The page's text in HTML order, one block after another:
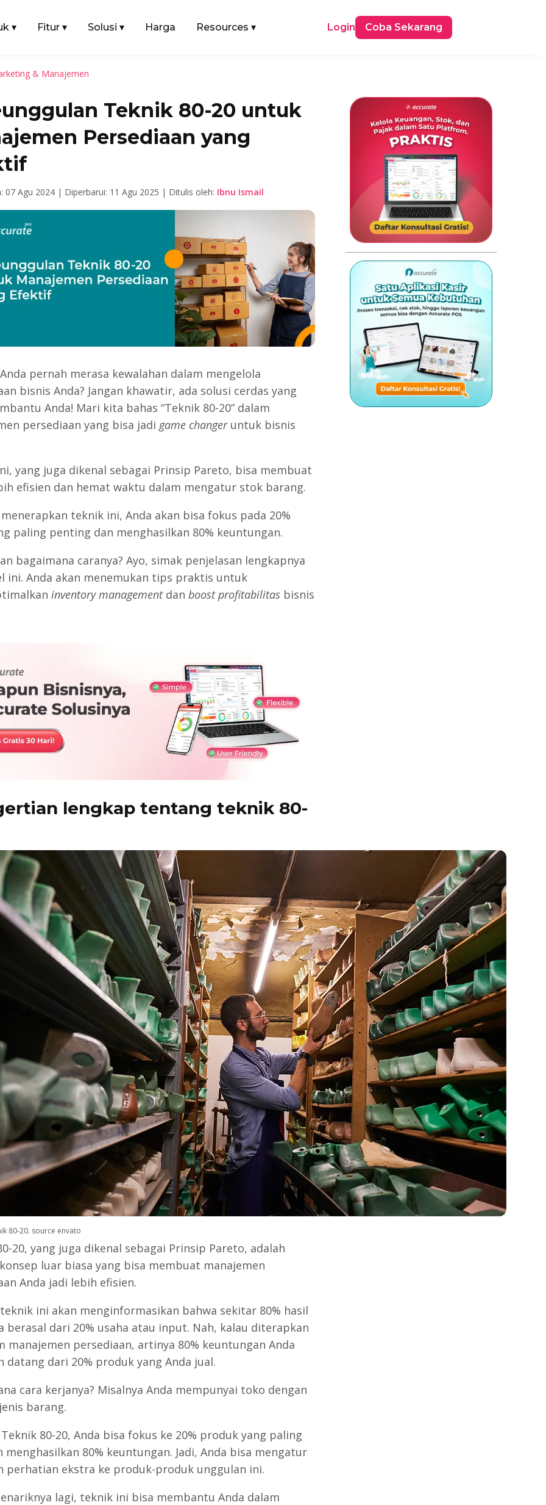
▾ Fitur ▾ Solusi ▾ Harga Resources ▾ Login Coba Sekarang
& Manajemen
Teknik 80-20 untuk
Persediaan yang
07 Agu 2024 | Diperbarui: 11 Agu 2025 | Ditulis oleh: Ibnu Ismail
pernah merasa kewalahan dalam mengelola
bisnis Anda? Jangan khawatir, ada solusi cerdas yang
Anda! Mari kita bahas “Teknik 80-20” dalam
persediaan yang bisa jadi game changeruntuk bisnis
yang juga dikenal sebagai Prinsip Pareto, bisa membuat
efisien dan hemat waktu dalam mengatur stok barang.
teknik ini, Anda akan bisa fokus pada 20%
paling penting dan menghasilkan 80% keuntungan.
bagaimana caranya? Ayo, simak penjelasan lengkapnya
ini. Anda akan menemukan tips praktis untuk
inventory managementdan boost profitabilitas bisnis
lengkap tentang teknik 80-
80-20. source envato
20, yang juga dikenal sebagai Prinsip Pareto, adalah
luar biasa yang bisa membuat manajemen
Anda jadi lebih efisien.
ini akan menginformasikan bahwa sekitar 80% hasil
berasal dari 20% usaha atau input. Nah, kalau diterapkan
manajemen persediaan, artinya 80% keuntungan Anda
datang dari 20% produk yang Anda jual.
cara kerjanya? Misalnya Anda mempunyai toko dengan
barang.
80-20, Anda bisa fokus ke 20% produk yang paling
menghasilkan 80% keuntungan. Jadi, Anda bisa mengatur
perhatian ekstra ke produk-produk unggulan ini.
lagi, teknik ini bisa membantu Anda dalam